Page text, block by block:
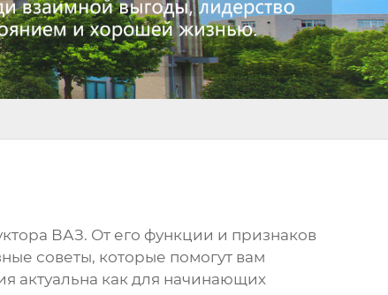
ВАЗ. От его функции и признаков
советы, которые помогут вам
актуальна как для начинающих